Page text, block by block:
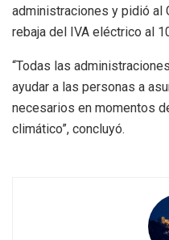
administraciones y pidió al
rebaja del IVA eléctrico al
“Todas las
ayudar a las personas a
necesarios en momentos
climático”, concluyó.